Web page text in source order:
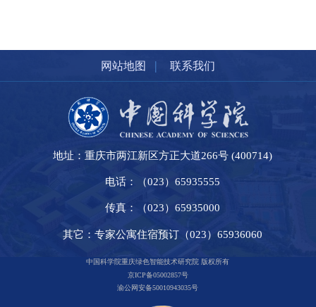
网站地图 | 联系我们
地址：重庆市两江新区方正大道266号 (400714)
电话：（023）65935555
传真：（023）65935000
其它：专家公寓住宿预订（023）65936060
中国科学院重庆绿色智能技术研究院 版权所有
京ICP备05002857号
渝公网安备50010943035号